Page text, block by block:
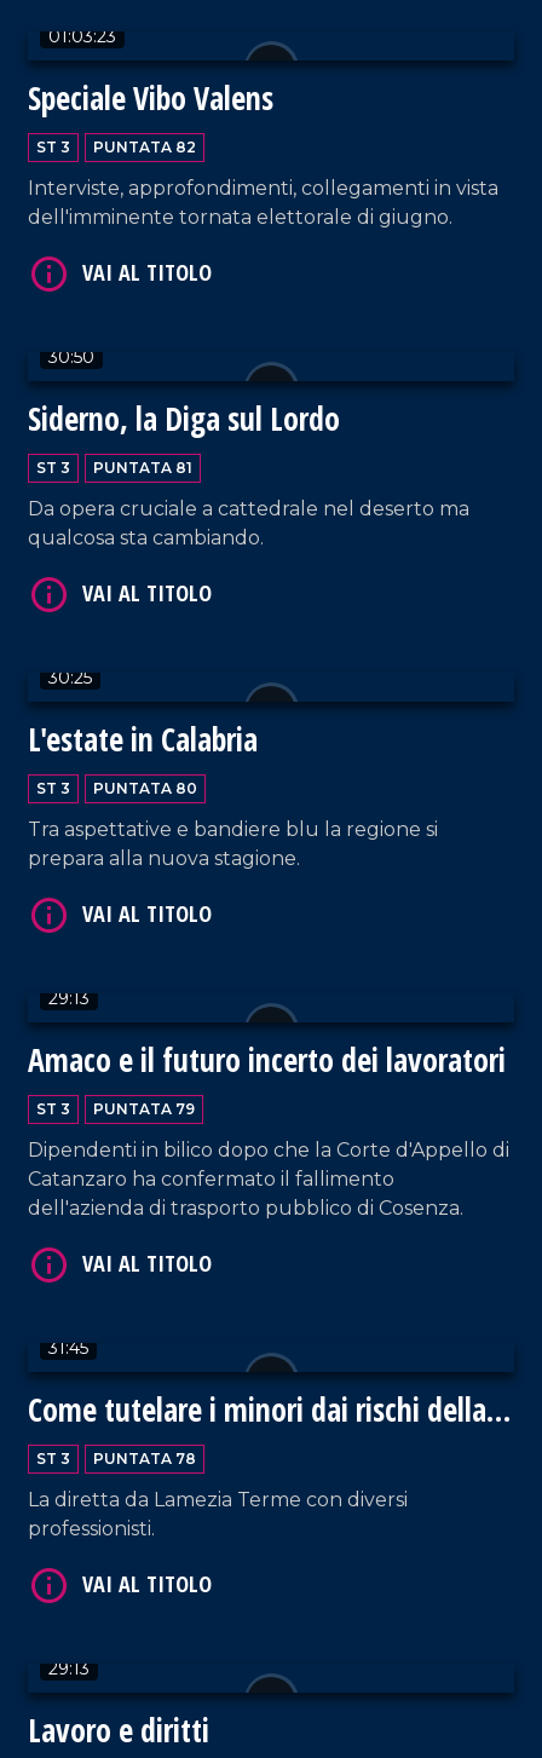
01:03:23
Speciale Vibo Valens
ST 3 PUNTATA 82
Interviste, approfondimenti, collegamenti in vista
dell'imminente tornata elettorale di giugno.
30:50
Siderno, la Diga sul Lordo
ST 3 PUNTATA 81
Da opera cruciale a cattedrale nel deserto ma
qualcosa sta cambiando.
30:25
L'estate in Calabria
ST 3 PUNTATA 80
Tra aspettative e bandiere blu la regione si
prepara alla nuova stagione.
29:13
Amaco e il futuro incerto dei lavoratori
ST 3 PUNTATA 79
Dipendenti in bilico dopo che la Corte d'Appello di
Catanzaro ha confermato il fallimento
dell'azienda di trasporto pubblico di Cosenza.
31:45
Come tutelare i minori dai rischi della
Rete
ST 3 PUNTATA 78
La diretta da Lamezia Terme con diversi
professionisti.
29:13
Lavoro e diritti
VAI AL TITOLO
VAI AL TITOLO
VAI AL TITOLO
VAI AL TITOLO